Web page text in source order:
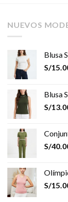
NUEVOS
Blusa
S/
Blusa
S/
S/
S/